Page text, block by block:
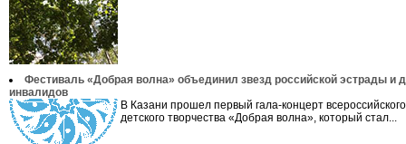
Фестиваль «Добрая волна» объединил звезд российской эстрады и
инвалидов
В Казани прошел первый гала-концерт
детского творчества «Добрая волна», который стал...